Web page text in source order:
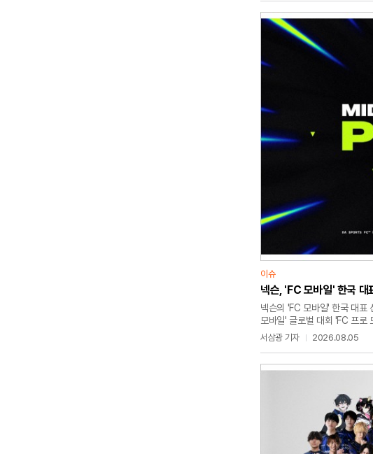
돌아다닌다. 여차하면 탑까지
이슈
넥슨, 'FC 모바일' 한국
넥슨의 'FC 모바일' 한국 대표
모바일' 글로벌 대회 'FC 프로
모바일 미드 시즌 플레이오프'
25일까지 서울 동대문디자인
서삼광 기자 2026.08.05